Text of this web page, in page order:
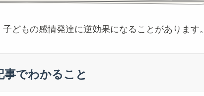
どもの感情発達に逆効果になることがあります。
事でわかること